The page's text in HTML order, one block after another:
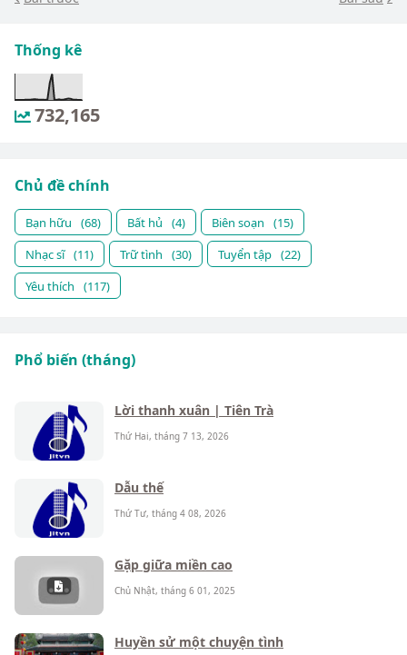
Thống kê
732,165
Chủ đề chính
Bạn hữu (68) Bất hủ (4) Biên soạn
(15)
Nhạc sĩ (11) Trữ tình (30) Tuyển tập (22)
Yêu thích
(117)
Phổ biến (tháng)
Lời thanh xuân | Tiên Trà
Thứ Hai, tháng 7 13, 2026
Dẫu thế
Thứ Tư, tháng 4 08, 2026
Gặp giữa miền cao
Chủ Nhật, tháng 6 01, 2025
Huyền sử một chuyện tình